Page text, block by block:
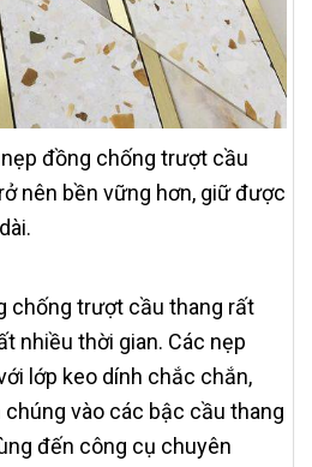
đồng chống trượt cầu
nên bền vững hơn, giữ được
chống trượt cầu thang rất
nhiều thời gian. Các nẹp
lớp keo dính chắc chắn,
chúng vào các bậc cầu thang
đến công cụ chuyên